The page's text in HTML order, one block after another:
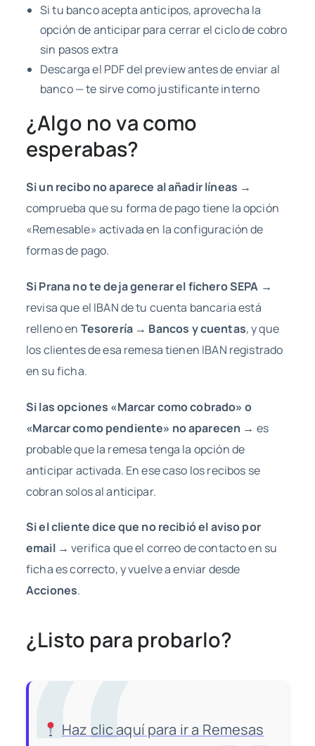
Si tu banco acepta anticipos, aprovecha la
opción de anticipar para cerrar el ciclo de cobro
sin pasos extra
Descarga el PDF del preview antes de enviar al
banco — te sirve como justificante interno
¿Algo no va como
esperabas?
Si un recibo no aparece al añadir líneas →
comprueba que su forma de pago tiene la opción
«Remesable» activada en la configuración de
formas de pago.
Si Prana no te deja generar el fichero SEPA →
revisa que el IBAN de tu cuenta bancaria está
relleno en Tesorería → Bancos y cuentas, y que
los clientes de esa remesa tienen IBAN registrado
en su ficha.
Si las opciones «Marcar como cobrado» o
«Marcar como pendiente» no aparecen → es
probable que la remesa tenga la opción de
anticipar activada. En ese caso los recibos se
cobran solos al anticipar.
Si el cliente dice que no recibió el aviso por
email → verifica que el correo de contacto en su
ficha es correcto, y vuelve a enviar desde
Acciones.
¿Listo para probarlo?
Haz clic aquí para ir a Remesas